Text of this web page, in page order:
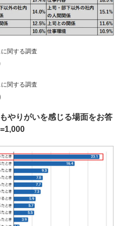
関する調査
関する調査
）
やりがいを感じる場面をお答